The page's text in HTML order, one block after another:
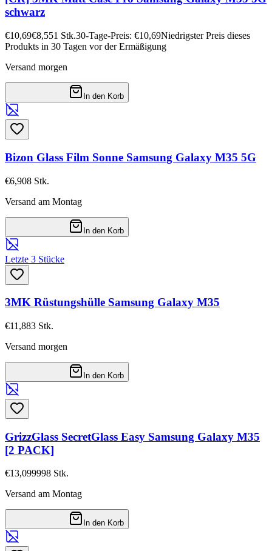
schwarz
€10,69€8,551 Stk.30-Tage-Preis: €10,69Niedrigster Preis dieses
Produkts in 30 Tagen vor der Ermäßigung
Versand morgen
In den Korb
Bizon Glass Film Sonne Samsung Galaxy M35 5G
€6,908 Stk.
Versand am Montag
In den Korb
Letzte 3 Stücke
3MK Rüstungshülle Samsung Galaxy M35
€11,883 Stk.
Versand morgen
In den Korb
GrizzGlass SecretGlass Easy Samsung Galaxy M35
[2 PACK]
€13,099998 Stk.
Versand am Montag
In den Korb